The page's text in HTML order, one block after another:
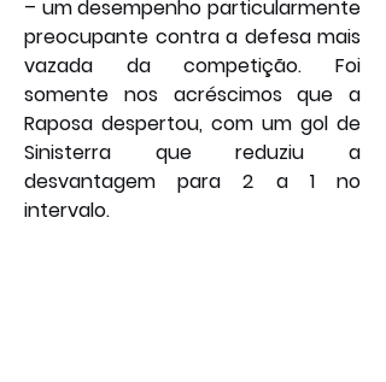
– um desempenho particularmente
preocupante contra a defesa mais
vazada da competição. Foi
somente nos acréscimos que a
Raposa despertou, com um gol de
Sinisterra que reduziu a
desvantagem para 2 a 1 no
intervalo.